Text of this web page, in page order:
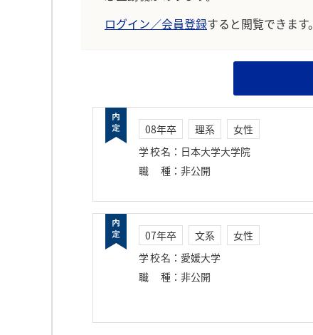
ログイン／会員登録すると閲覧できます。
08年卒 理系
女性
学校名 ： 日本大学大学院
職種 ： 非公開
07年卒 文系
女性
学校名 ： 愛媛大学
職種 ： 非公開